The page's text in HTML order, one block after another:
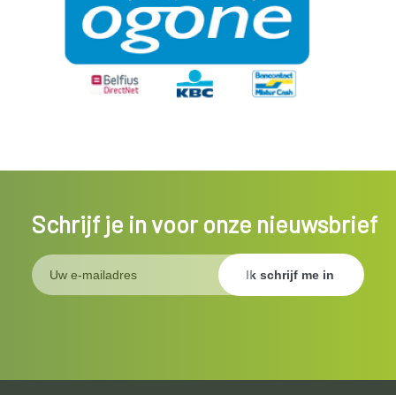
Schrijf je in voor onze nieuwsbrief